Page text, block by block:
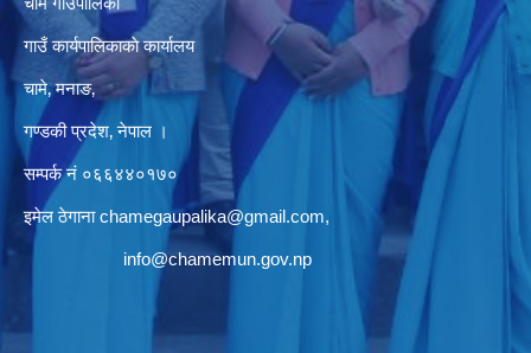
गाउँ कार्यपालिकाकाे कार्यालय
चामे‚ मनाङ‚
गण्डकी प्रदेश‚ नेपाल ।
सम्पर्क न‌ं‍ ०६६४४०१७०
इमेल ठेगानाchamegaupalika@gmail.com,
info@chamemun.gov.np